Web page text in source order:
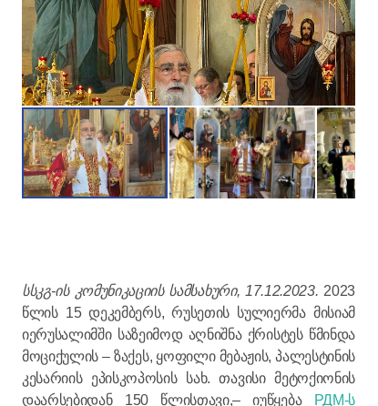
სსკგ-ის კომუნიკაციის სამსახური, 17.12.2023. 2023
წლის 15 დეკემბერს, რუსეთის სულიერმა მისიამ
იერუსალიმში საზეიმოდ აღნიშნა ქრისტეს წმინდა
მოციქულის – ზაქეს, ყოფილი მებაჟის, პალესტინის
კესარიის ეპისკოპოსის სახ. თავისი მეტოქიონის
დაარსებიდან 150 წლისთავი,– იუწყება
РДМ-ს